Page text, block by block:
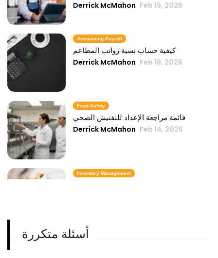
Derrick McMahon Feb 19, 2026
Accounting Payroll
كيفية حساب نسبة رواتب المطاعم
Derrick McMahon Feb 19, 2026
Food Safety
قائمة مراجعة الإعداد للتفتيش الصحي
Derrick McMahon Feb 14, 2026
Inventory Management
Employee Schedulingأسئلة متكررة